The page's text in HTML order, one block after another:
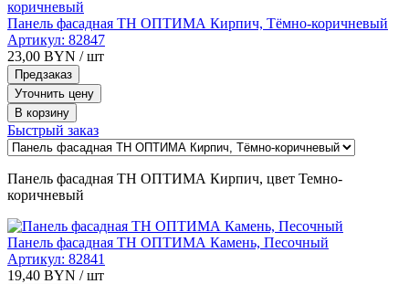
Панель фасадная ТН ОПТИМА Кирпич, Тёмно-коричневый
Артикул: 82847
23,00 BYN / шт
Предзаказ
Уточнить цену
В корзину
Быстрый заказ
Панель фасадная ТН ОПТИМА Кирпич, цвет Темно-
коричневый
Панель фасадная ТН ОПТИМА Камень, Песочный
Артикул: 82841
19,40 BYN / шт